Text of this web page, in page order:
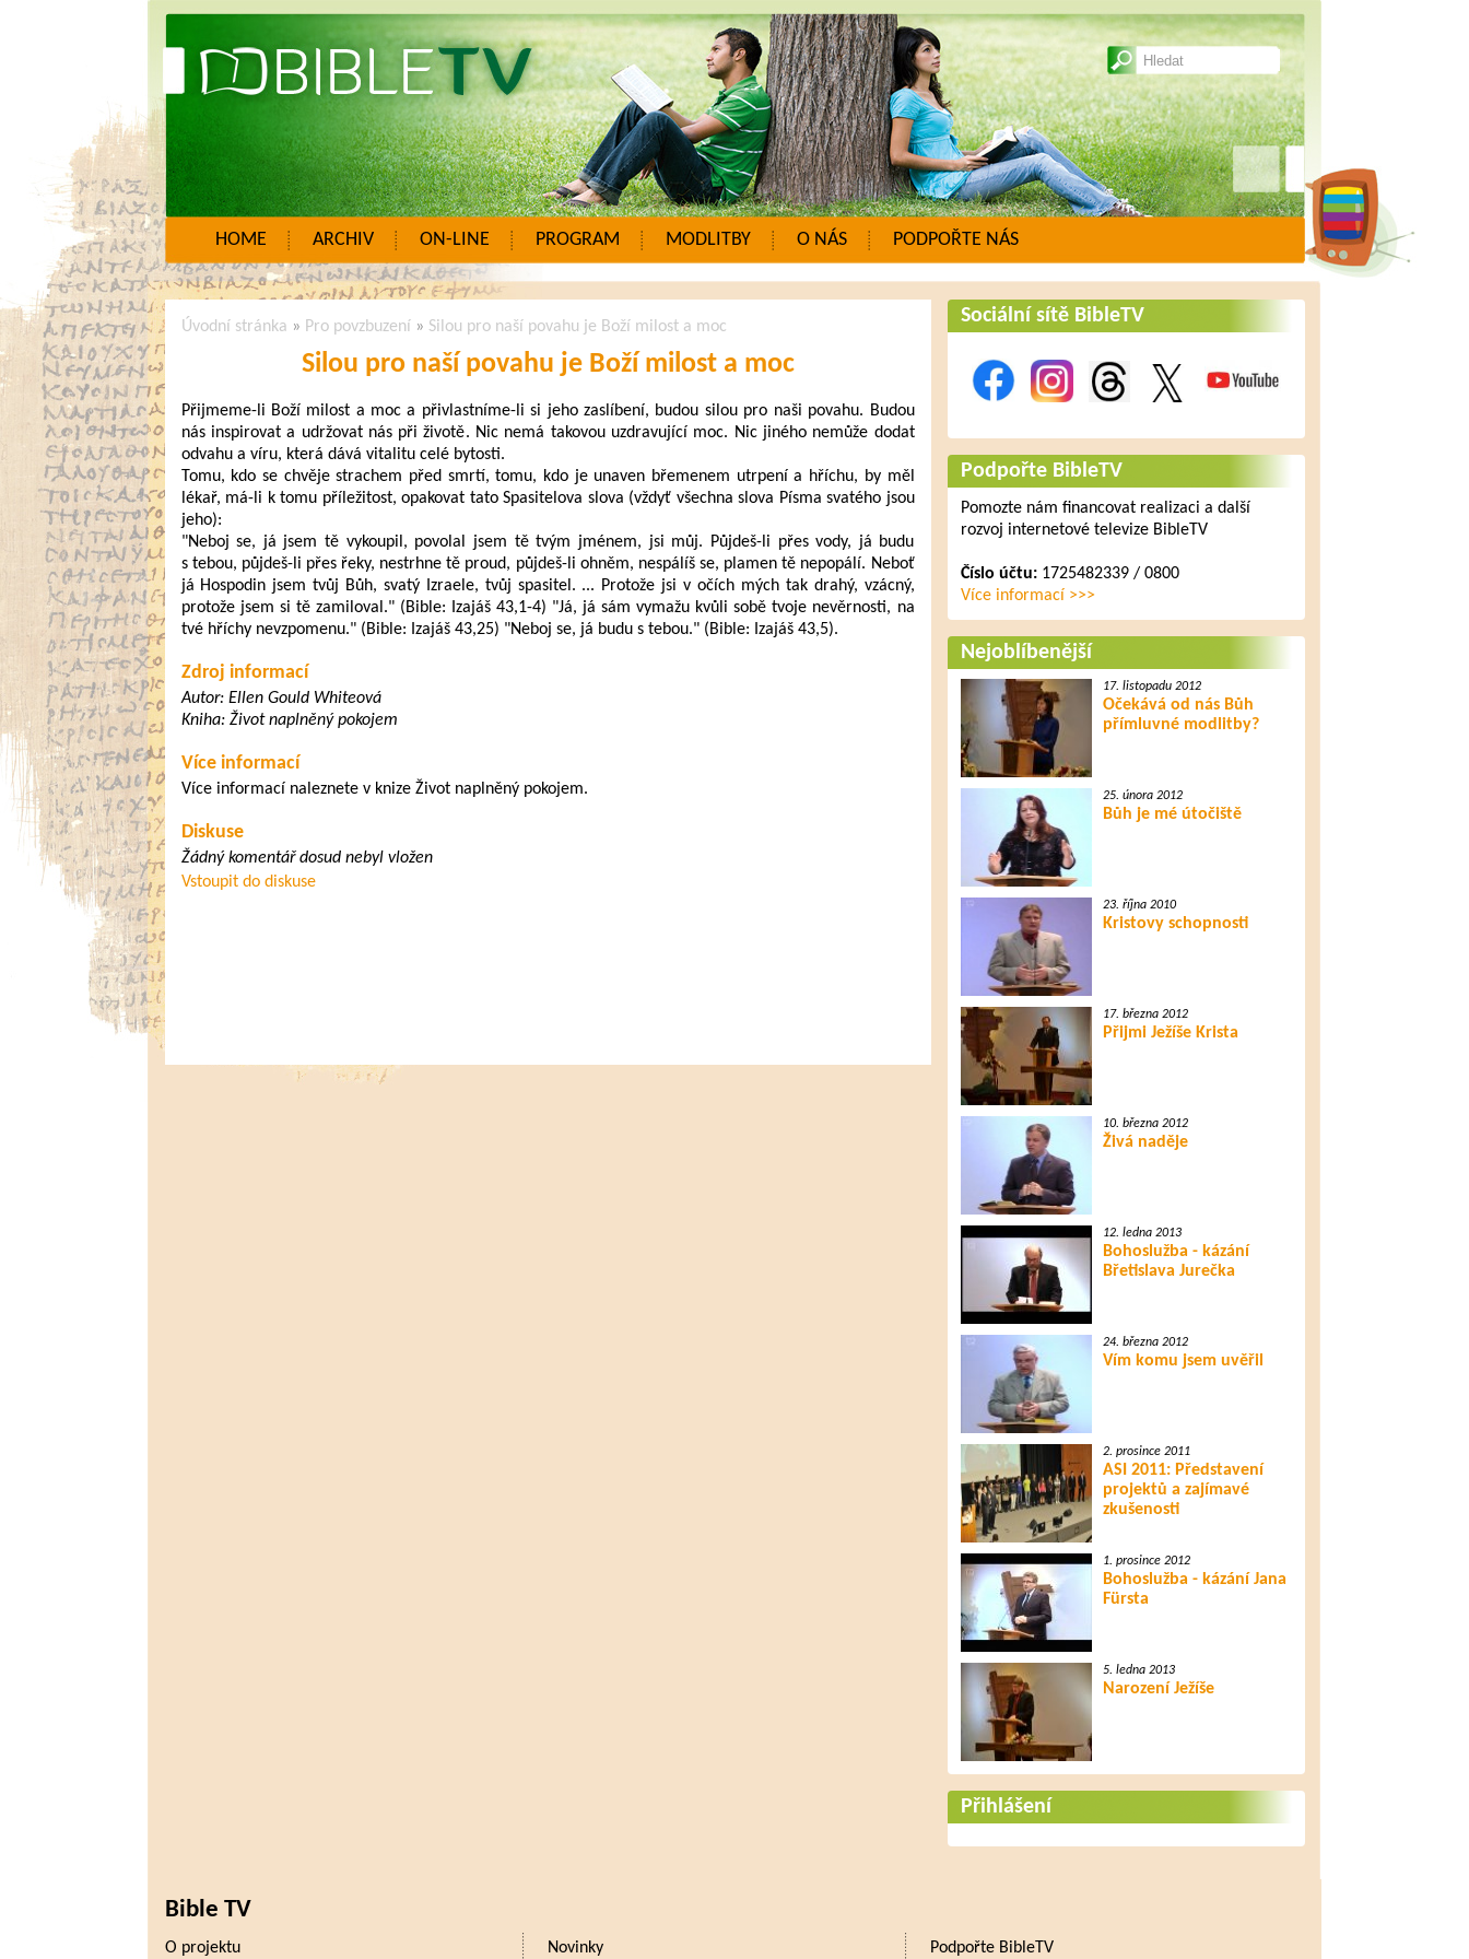
HOME ARCHIV ON-LINE PROGRAM MODLITBY O NÁS PODPOŘTE NÁS
Úvodní stránka » Pro povzbuzení » Silou pro naší povahu je Boží milost a moc
Silou pro naší povahu je Boží milost a moc
Přijmeme-li Boží milost a moc a přivlastníme-li si jeho zaslíbení, budou silou pro naši povahu. Budou
nás inspirovat a udržovat nás při životě. Nic nemá takovou uzdravující moc. Nic jiného nemůže dodat
odvahu a víru, která dává vitalitu celé bytosti.
Tomu, kdo se chvěje strachem před smrtí, tomu, kdo je unaven břemenem utrpení a hříchu, by měl
lékař, má-li k tomu příležitost, opakovat tato Spasitelova slova (vždyť všechna slova Písma svatého jsou
jeho):
"Neboj se, já jsem tě vykoupil, povolal jsem tě tvým jménem, jsi můj. Půjdeš-li přes vody, já budu
s tebou, půjdeš-li přes řeky, nestrhne tě proud, půjdeš-li ohněm, nespálíš se, plamen tě nepopálí. Neboť
já Hospodin jsem tvůj Bůh, svatý Izraele, tvůj spasitel. ... Protože jsi v očích mých tak drahý, vzácný,
protože jsem si tě zamiloval." (Bible: Izajáš 43,1-4) "Já, já sám vymažu kvůli sobě tvoje nevěrnosti, na
tvé hříchy nevzpomenu." (Bible: Izajáš 43,25) "Neboj se, já budu s tebou." (Bible: Izajáš 43,5).
Zdroj informací
Autor: Ellen Gould Whiteová
Kniha: Život naplněný pokojem
Více informací
Více informací naleznete v knize Život naplněný pokojem.
Diskuse
Žádný komentář dosud nebyl vložen
Vstoupit do diskuse
Sociální sítě BibleTV
Podpořte BibleTV
Pomozte nám financovat realizaci a další
rozvoj internetové televize BibleTV
Číslo účtu:1725482339 / 0800
Více informací >>>
Nejoblíbenější
17. listopadu 2012
Očekává od nás Bůh
přímluvné modlitby?
25. února 2012
Bůh je mé útočiště
23. října 2010
Kristovy schopnosti
17. března 2012
Přijmi Ježíše Krista
10. března 2012
Živá naděje
12. ledna 2013
Bohoslužba - kázání
Břetislava Jurečka
24. března 2012
Vím komu jsem uvěřil
2. prosince 2011
ASI 2011: Představení
projektů a zajímavé
zkušenosti
1. prosince 2012
Bohoslužba - kázání Jana
Fürsta
5. ledna 2013
Narození Ježíše
Přihlášení
Bible TV
O projektu Novinky Podpořte BibleTV